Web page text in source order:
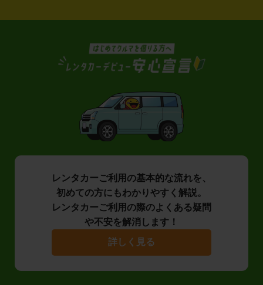
レンタカーご利用の基本的な流れを、
初めての方にもわかりやすく解説。
レンタカーご利用の際のよくある疑問
や不安を解消します！
詳しく見る